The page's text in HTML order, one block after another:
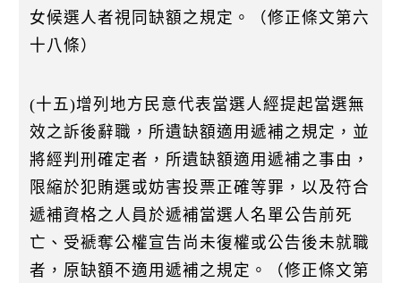
女候選人者視同缺額之規定。（修正條文第六
十八條）
(十五)增列地方民意代表當選人經提起當選無
效之訴後辭職，所遺缺額適用遞補之規定，並
將經判刑確定者，所遺缺額適用遞補之事由，
限縮於犯賄選或妨害投票正確等罪，以及符合
遞補資格之人員於遞補當選人名單公告前死
亡、受褫奪公權宣告尚未復權或公告後未就職
者，原缺額不適用遞補之規定。（修正條文第